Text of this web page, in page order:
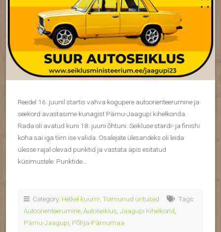
Reedel 16. juunil startis vahva kogupere autoorienteerumine ja
seekord avastasime kunagist Pärnu-Jaagupi kihelkonda.
Rada oli avatud kuni 18. juuni õhtuni. Seikluse stardi- ja finishi
koha sai iga tiim ise valida. Osalejate ülesandeks oli leida
ülesse rajal olevad punktid ja vastata äpis esitatud
küsimustele. Punktide…
Category: Hetkel kuum!, Toimunud üritused
Tags:
Autoorienteerumine, Autoseiklus, Jaagupi Kihelkond,
Pärnu-Jaagupi, Põhja-Pärnumaa